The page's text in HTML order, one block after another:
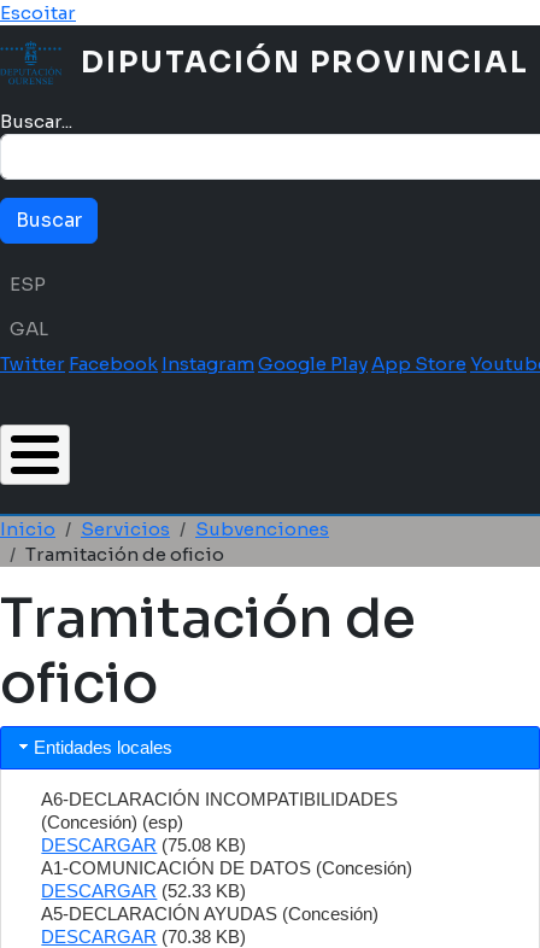
Pasar al contenido principal
Escoitar
DIPUTACIÓN PROVINCIAL
Buscar...
Menú idioma
ESP
GAL
Twitter Facebook InstagramGoogle PlayApp Store
Ruta de navegación
Inicio Servicios
Subvenciones
Tramitación de oficio
Tramitación de
oficio
Entidades locales
A6-DECLARACIÓN INCOMPATIBILIDADES
(Concesión) (esp)
DESCARGAR (75.08 KB)
A1-COMUNICACIÓN DE DATOS (Concesión)
DESCARGAR (52.33 KB)
A5-DECLARACIÓN AYUDAS (Concesión)
DESCARGAR (70.38 KB)